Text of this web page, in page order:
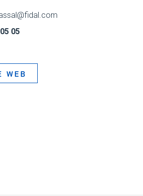
05
WEB